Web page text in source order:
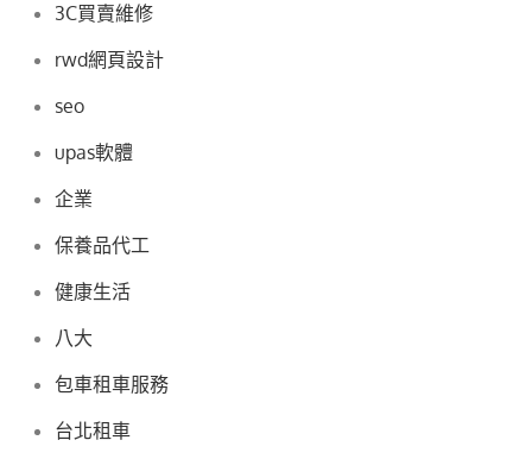
3C買賣維修
rwd網頁設計
seo
upas軟體
企業
保養品代工
健康生活
八大
包車租車服務
台北租車